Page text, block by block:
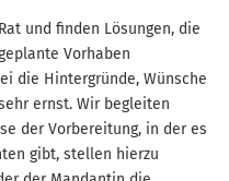
und finden Lösungen, die
Vorhaben
die Hintergründe, Wünsche
ernst. Wir begleiten
der Vorbereitung, in der es
gibt, stellen hierzu